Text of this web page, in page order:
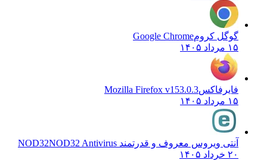
گوگل کرومGoogle Chrome
۱۵ مرداد ۱۴۰۵
فایرفاکسMozilla Firefox v153.0.3
۱۵ مرداد ۱۴۰۵
آنتی ویروس معروف و قدرتمند NOD32 NOD32 Antivirus
۲۰ خرداد ۱۴۰۵